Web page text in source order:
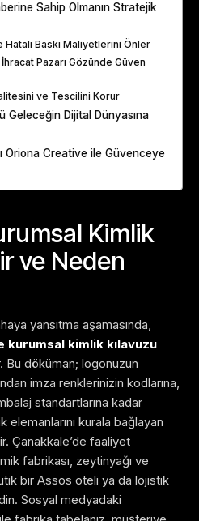
Sahip Olmanın Stratejik
Hatalı Baskı Maliyetlerini Önler
Pazarı Gözünde Güven
ve Tescilini Korur
Geleceğin Dijital Dünyasına
Oriona Creative ile Güvenceye
Kimlik
ve Neden
yansıtma aşamasında,
kurumsal kimlik kılavuzu
Bu döküman; logonuzun
imza renklerinizin kodlarına,
standartlarına kadar
elemanlarını kurala bağlayan
Çanakkale’de faaliyet
fabrikası, zeytinyağı ve
bir Assos oteli ya da lojistik
Sosyal medyadaki